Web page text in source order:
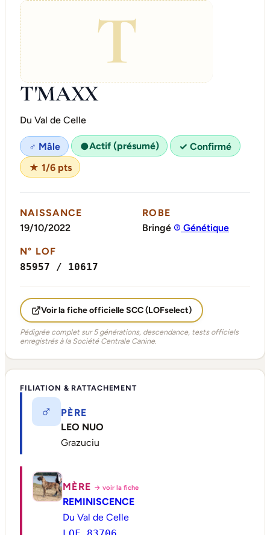
T
T'MAXX
Du Val de Celle
♂ Mâle ●Actif (présumé)
✓ Confirmé
★ 1/6 pts
NAISSANCE
19/10/2022
ROBE
Bringé
Génétique
N° LOF
85957 / 10617
Voir la fiche officielle SCC (LOFselect)
Pédigrée complet sur 5 générations, descendance, tests officiels
enregistrés à la Société Centrale Canine.
FILIATION & RATTACHEMENT
♂
PÈRE
LEO NUO
Grazuciu
MÈRE → voir la fiche
REMINISCENCE
Du Val de Celle